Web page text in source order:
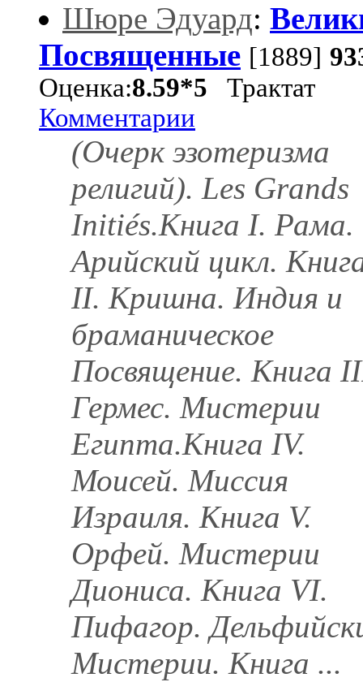
Шюре Эдуард:
Посвященные [1889]
Оценка:8.59*5 Трактат
Комментарии
(Очерк эзотеризма
религий). Les Grands
Initiés.Книга I. Рама.
Арийский цикл.
II. Кришна. Индия и
браманическое
Посвящение. Книга
Гермес. Мистерии
Египта.Книга IV.
Моисей. Миссия
Израиля. Книга V.
Орфей. Мистерии
Диониса. Книга VI.
Пифагор.
Мистерии. Книга ...